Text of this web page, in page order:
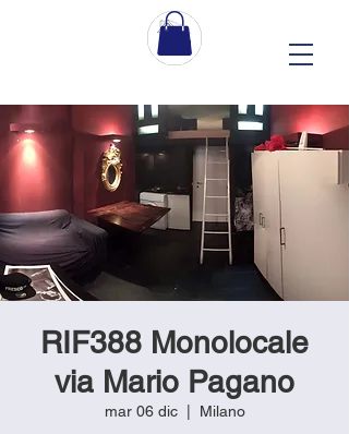
RIF388 Monolocale
via Mario Pagano
mar 06 dic
  |
Milano